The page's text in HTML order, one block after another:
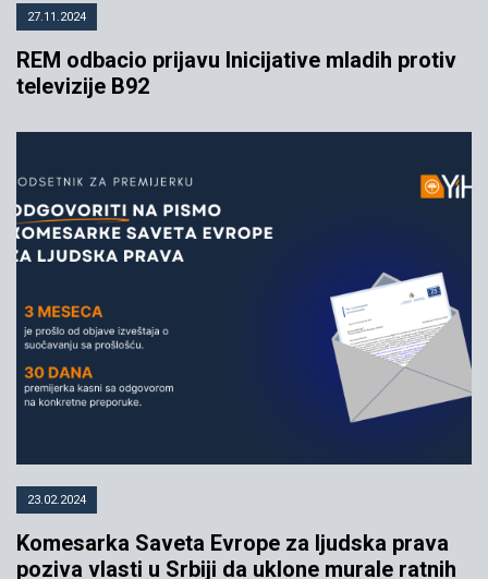
27.11.2024
REM odbacio prijavu Inicijative mladih protiv
televizije B92
23.02.2024
Komesarka Saveta Evrope za ljudska prava
poziva vlasti u Srbiji da uklone murale ratnih